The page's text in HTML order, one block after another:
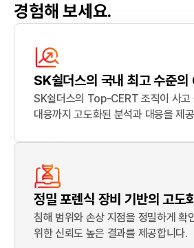
경험해 보세요.
SK쉴더스의 국내 최고 수준
SK쉴더스의 Top-CERT 조직이 사고
대응까지 고도화된 분석과 대응을 제
정밀 포렌식 장비 기반의 고도
침해 범위와 손상 지점을 정밀하게 확
위한 신뢰도 높은 결과를 제공합니다.